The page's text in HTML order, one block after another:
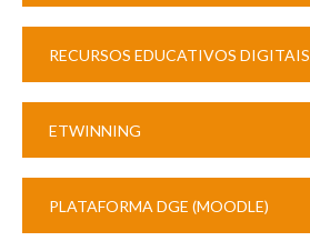
RECURSOS EDUCATIVOS DIGITAIS
ETWINNING
PLATAFORMA DGE (MOODLE)